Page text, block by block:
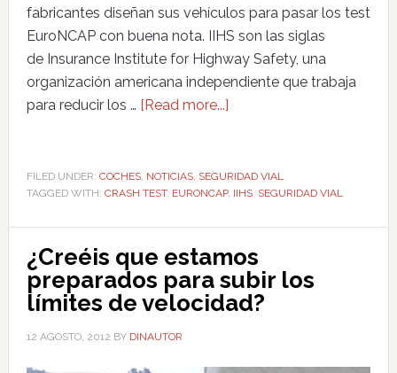
fabricantes diseñan sus vehículos para pasar los test
EuroNCAP con buena nota. IIHS son las siglas
de Insurance Institute for Highway Safety, una
organización americana independiente que trabaja
para reducir los … [Read more...]
FILED UNDER: COCHES, NOTICIAS, SEGURIDAD VIAL
TAGGED WITH: CRASH TEST, EURONCAP, IIHS, SEGURIDAD VIAL
¿Creéis que estamos
preparados para subir los
límites de velocidad?
12 AGOSTO, 2012 BY DINAUTOR